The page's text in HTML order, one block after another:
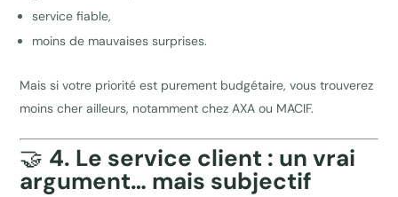
service fiable,
moins de mauvaises surprises.
Mais si votre priorité est purement budgétaire, vous trouverez
moins cher ailleurs, notamment chez AXA ou MACIF.
🤝 4. Le service client : un vrai
argument… mais subjectif